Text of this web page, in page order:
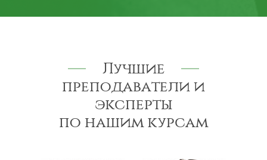
Лучшие
преподаватели и
эксперты
по нашим курсам